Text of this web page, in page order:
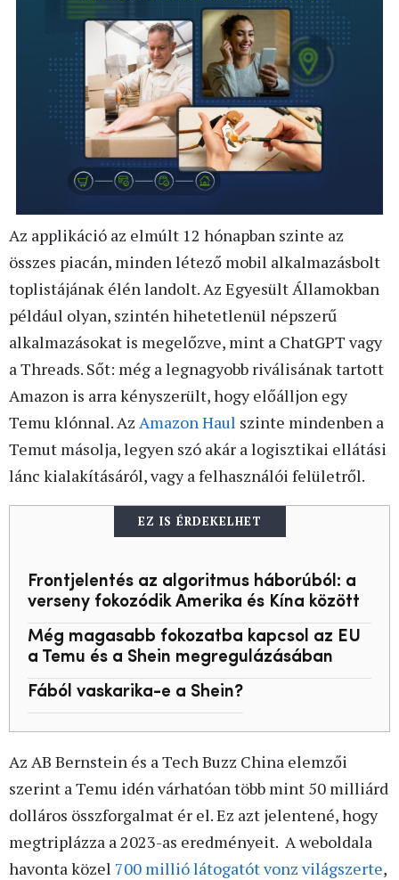
Az applikáció az elmúlt 12 hónapban szinte az
összes piacán, minden létező mobil alkalmazásbolt
toplistájának élén landolt. Az Egyesült Államokban
például olyan, szintén hihetetlenül népszerű
alkalmazásokat is megelőzve, mint a ChatGPT vagy
a Threads. Sőt: még a legnagyobb riválisának tartott
Amazon is arra kényszerült, hogy előálljon egy
Temu klónnal. Az Amazon Haul szinte mindenben a
Temut másolja, legyen szó akár a logisztikai ellátási
lánc kialakításáról, vagy a felhasználói felületről.
EZ IS ÉRDEKELHET
Frontjelentés az algoritmus háborúból: a
verseny fokozódik Amerika és Kína között
Még magasabb fokozatba kapcsol az EU
a Temu és a Shein megregulázásában
Fából vaskarika-e a Shein?
Az AB Bernstein és a Tech Buzz China elemzői
szerint a Temu idén várhatóan több mint 50 milliárd
dolláros összforgalmat ér el. Ez azt jelentené, hogy
megtriplázza a 2023-as eredményeit. A weboldala
havonta közel 700 millió látogatót vonz világszerte,